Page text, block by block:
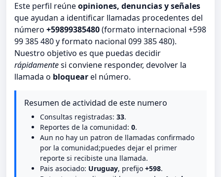
Este perfil reúneopiniones, denuncias y señales
que ayudan a identificar llamadas procedentes del
número +59899385480(formato internacional +598
99 385 480 y formato nacional 099 385 480).
Nuestro objetivo es que puedas decidir
rápidamentesi conviene responder, devolver la
llamada o bloquearel número.
Resumen de actividad de este numero
Consultas registradas: 33.
Reportes de la comunidad: 0.
Aun no hay un patron de llamadas confirmado
por la comunidad;puedes dejar el primer
reporte si recibiste una llamada.
Pais asociado: Uruguay, prefijo +598.